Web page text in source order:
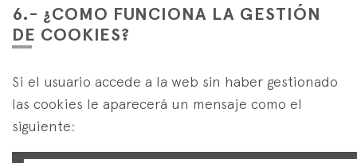
6.- ¿COMO FUNCIONA LA GESTIÓN
DE COOKIES?
Si el usuario accede a la web sin haber gestionado
las cookies le aparecerá un mensaje como el
siguiente: